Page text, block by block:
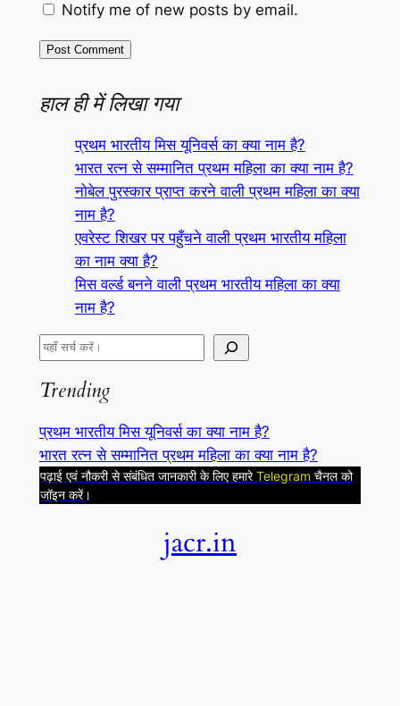
Notify me of new posts by email.
हाल ही में लिखा गया
प्रथम भारतीय मिस यूनिवर्स का क्या नाम है?
भारत रत्न से सम्मानित प्रथम महिला का क्या नाम है?
नोबेल पुरस्कार प्राप्त करने वाली प्रथम महिला का क्या
नाम है?
एवरेस्ट शिखर पर पहुँचने वाली प्रथम भारतीय महिला
का नाम क्या है?
मिस वर्ल्ड बनने वाली प्रथम भारतीय महिला का क्या
नाम है?
S
a
c
h
Trending
प्रथम भारतीय मिस यूनिवर्स का क्या नाम है?
भारत रत्न से सम्मानित प्रथम महिला का क्या नाम है?
पढ़ाई एवं नौकरी से संबंधित जानकारी के लिए हमारे Telegram चैनल को
जॉइन करें।
jacr.in